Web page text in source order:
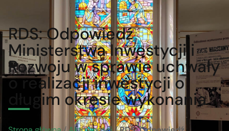
RDS: Odpowiedź
Ministerstwa Inwestycji i
Rozwoju w sprawie uchwały
o realizacji inwestycji o
długim okresie wykonania